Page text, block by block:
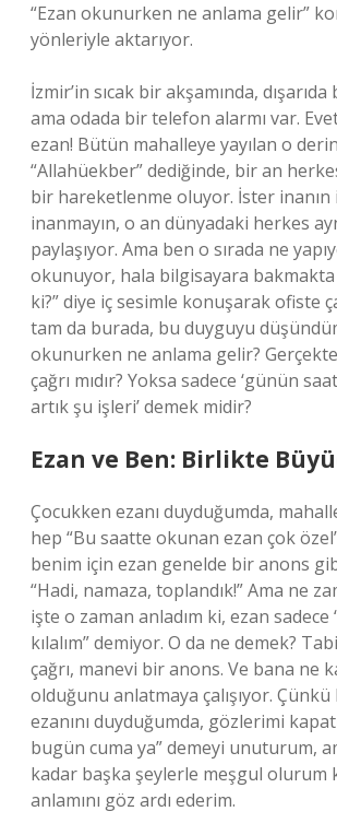
“Ezan okunurken ne anlama gelir”
yönleriyle aktarıyor.
İzmir’in sıcak bir akşamında,
ama odada bir telefon alarmı var.
ezan! Bütün mahalleye yayılan o
“Allahüekber” dediğinde, bir an
bir hareketlenme oluyor. İster inanın
inanmayın, o an dünyadaki herkes
paylaşıyor. Ama ben o sırada ne
okunuyor, hala bilgisayara
ki?” diye iç sesimle konuşarak ofiste
tam da burada, bu duyguyu
okunurken ne anlama gelir?
çağrı mıdır? Yoksa sadece ‘günün
artık şu işleri’ demek midir?
Ezan ve Ben: Birlikte
Çocukken ezanı duyduğumda,
hep “Bu saatte okunan ezan çok
benim için ezan genelde bir anons
“Hadi, namaza, toplandık!” Ama ne
işte o zaman anladım ki, ezan sadece
kılalım” demiyor. O da ne demek?
çağrı, manevi bir anons. Ve bana ne
olduğunu anlatmaya çalışıyor.
ezanını duyduğumda, gözlerimi
bugün cuma ya” demeyi unuturum,
kadar başka şeylerle meşgul olurum
anlamını göz ardı ederim.